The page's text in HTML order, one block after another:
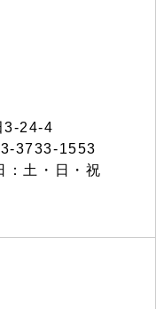
3-24-4
3733-1553
：土・日・祝